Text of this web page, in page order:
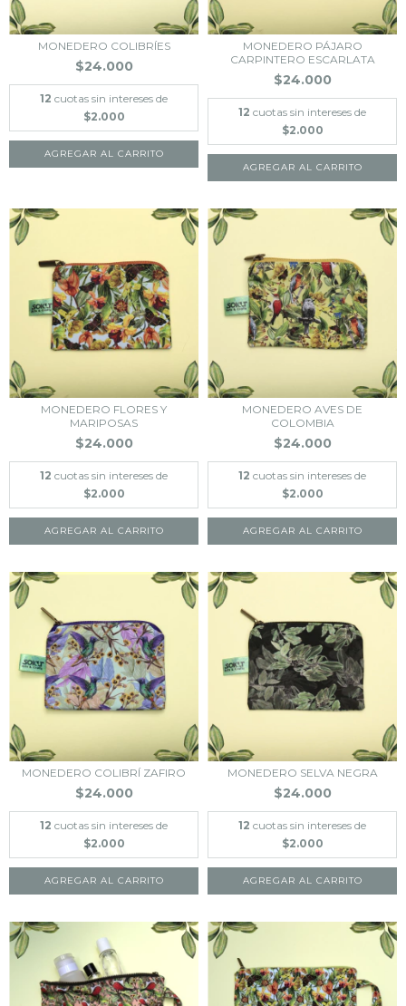
MONEDERO COLIBRÍES
$24.000
12 cuotas sin intereses de
$2.000
MONEDERO PÁJARO
CARPINTERO ESCARLATA
$24.000
12 cuotas sin intereses de
$2.000
MONEDERO FLORES Y
MARIPOSAS
$24.000
12 cuotas sin intereses de
$2.000
MONEDERO AVES DE
COLOMBIA
$24.000
12 cuotas sin intereses de
$2.000
MONEDERO COLIBRÍ ZAFIRO
$24.000
12 cuotas sin intereses de
$2.000
MONEDERO SELVA NEGRA
$24.000
12 cuotas sin intereses de
$2.000